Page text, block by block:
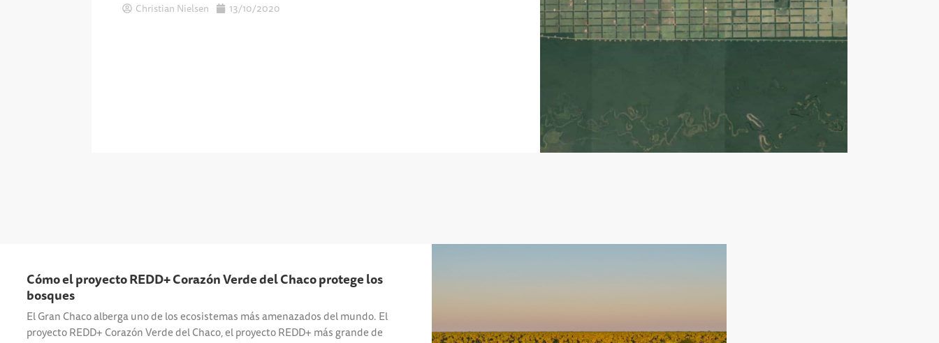
Christian Nielsen 13/10/2020
Cómo el proyecto REDD+ Corazón Verde del Chaco protege los
bosques
El Gran Chaco alberga uno de los ecosistemas más amenazados del mundo. El
proyecto REDD+ Corazón Verde del Chaco, el proyecto REDD+ más grande de